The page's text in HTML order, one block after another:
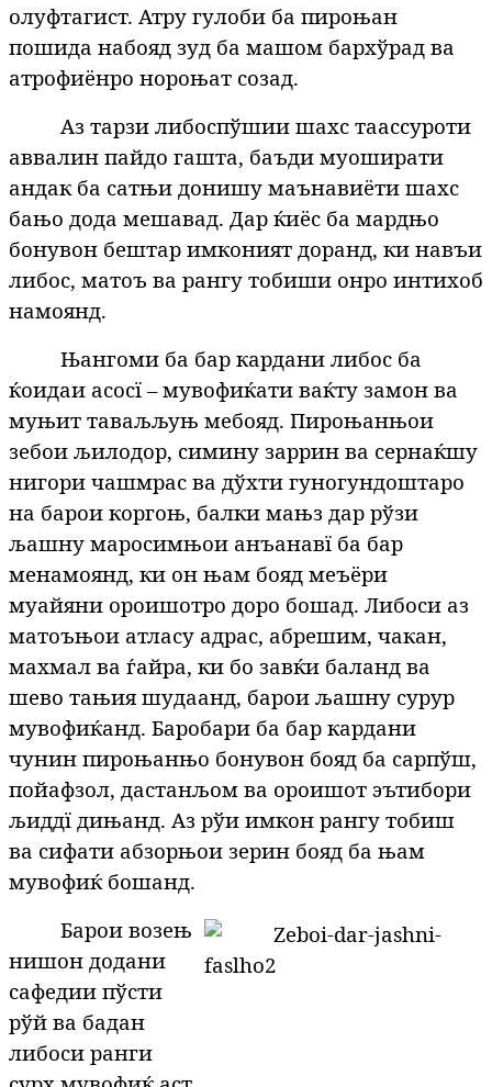
олуфтагист. Атру гулоби ба пироњан
пошида набояд зуд ба машом бархўрад ва
атрофиёнро нороњат созад.
Аз тарзи либоспўшии шахс таассуроти
аввалин пайдо гашта, баъди муоширати
андак ба сатњи донишу маънавиёти шахс
бањо дода мешавад. Дар ќиёс ба мардњо
бонувон бештар имконият доранд, ки навъи
либос, матоъ ва рангу тобиши онро интихоб
намоянд.
Њангоми ба бар кардани либос ба
ќоидаи асосї – мувофиќати ваќту замон ва
муњит таваљљуњ мебояд. Пироњанњои
зебои љилодор, симину заррин ва сернаќшу
нигори чашмрас ва дўхти гуногундоштаро
на барои коргоњ, балки мањз дар рўзи
љашну маросимњои анъанавї ба бар
менамоянд, ки он њам бояд меъёри
муайяни ороишотро доро бошад. Либоси аз
матоъњои атласу адрас, абрешим, чакан,
махмал ва ѓайра, ки бо завќи баланд ва
шево тањия шудаанд, барои љашну сурур
мувофиќанд. Баробари ба бар кардани
чунин пироњанњо бонувон бояд ба сарпўш,
пойафзол, дастанљом ва ороишот эътибори
љиддї дињанд. Аз рўи имкон рангу тобиш
ва сифати абзорњои зерин бояд ба њам
мувофиќ бошанд.
Барои возењ
нишон додани
сафедии пўсти
рўй ва бадан
либоси ранги